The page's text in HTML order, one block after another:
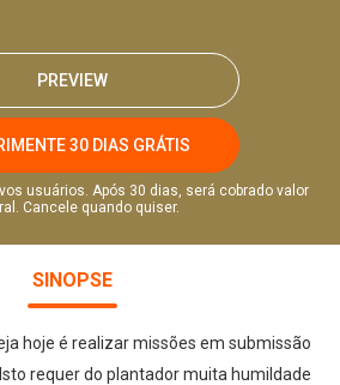
PREVIEW
30 DIAS GRÁTIS
usuários. Após 30 dias, será cobrado valor
Cancele quando quiser.
SINOPSE
hoje é realizar missões em submissão
requer do plantador muita humildade